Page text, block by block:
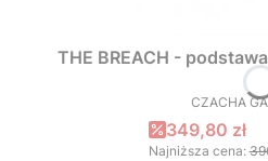
THE BREACH -
CZACHA
Cena
349,80 zł
Najniższa cena: